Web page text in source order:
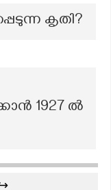
കൃതി?
1927 ൽ